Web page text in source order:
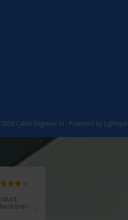
Cable-Engineer.nl - Powered by